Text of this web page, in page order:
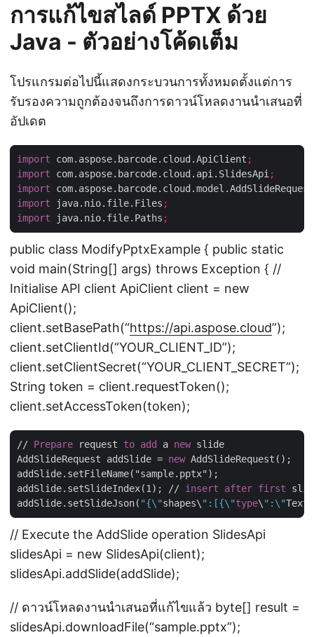
การแก้ไขสไลด์ PPTX ด้วย
Java - ตัวอย่างโค้ดเต็ม
โปรแกรมต่อไปนี้แสดงกระบวนการทั้งหมดตั้งแต่การ
รับรองความถูกต้องจนถึงการดาวน์โหลดงานนำเสนอที่
อัปเดต
import com.aspose.barcode.cloud.ApiClient ;
import com.aspose.barcode.cloud.api.SlidesApi ;
import com.aspose.barcode.cloud.model.AddSlideRequest
import java.nio.file.Files ;
import java.nio.file.Paths ;
public class ModifyPptxExample { public static
void main(String[] args) throws Exception { //
Initialise API client ApiClient client = new
ApiClient();
client.setBasePath(“https://api.aspose.cloud”);
client.setClientId(“YOUR_CLIENT_ID”);
client.setClientSecret(“YOUR_CLIENT_SECRET”);
String token = client.requestToken();
client.setAccessToken(token);
// Prepare request to add a new slide
AddSlideRequest addSlide = new AddSlideRequest();
addSlide.setFileName("sample.pptx");
addSlide.setSlideIndex(1); // insert after first
addSlide.setSlideJson( "{\"shapes\ ":[{\"type\ ":\"
// Execute the AddSlide operation SlidesApi
slidesApi = new SlidesApi(client);
slidesApi.addSlide(addSlide);
// ดาวน์โหลดงานนำเสนอที่แก้ไขแล้ว byte[] result =
slidesApi.downloadFile(“sample.pptx”);